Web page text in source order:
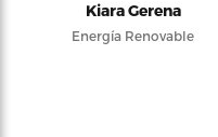
Kiara Gerena
Energía Renovable